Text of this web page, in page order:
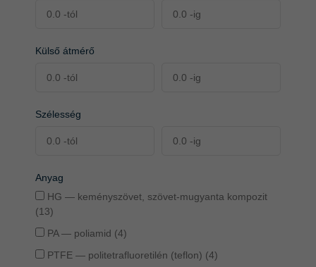
Külső átmérő
Szélesség
Anyag
HG — keményszövet, szövet-mugyanta kompozit
(13)
PA — poliamid (4)
PTFE — politetrafluoretilén (teflon) (4)